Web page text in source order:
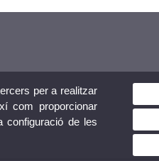
per a realitzar
com proporcionar
configuració de les